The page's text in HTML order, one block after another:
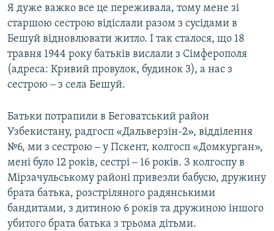
Я дуже важко все це переживала, тому мене зі
старшою сестрою відіслали разом з сусідами в
Бешуй відновлювати житло. І так сталося, що 18
травня 1944 року батьків вислали з Сімферополя
(адреса: Кривий провулок, будинок 3), а нас з
сестрою ‒ з села Бешуй.
Батьки потрапили в Беговатський район
Узбекистану, радгосп «Дальверзін-2», відділення
№6, ми з сестрою ‒ у Пскент, колгосп «Домкурган»,
мені було 12 років, сестрі ‒ 16 років. З колгоспу в
Мірзачульському районі привезли бабусю, дружину
брата батька, розстріляного радянськими
бандитами, з дитиною 6 років та дружиною іншого
убитого брата батька з трьома дітьми.